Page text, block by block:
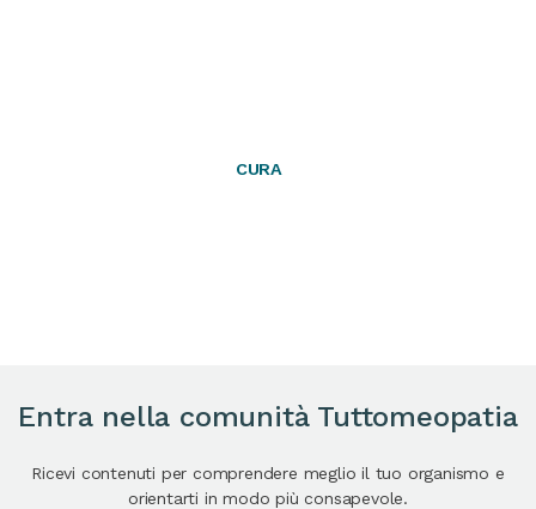
CURA
Entra nella comunità Tuttomeopatia
Ricevi contenuti per comprendere meglio il tuo organismo e
orientarti in modo più consapevole.